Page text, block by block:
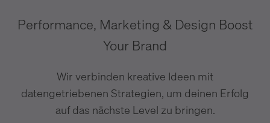
Performance, Marketing & Design Boost
Your Brand
Wir verbinden kreative Ideen mit
datengetriebenen Strategien, um deinen Erfolg
auf das nächste Level zu bringen.